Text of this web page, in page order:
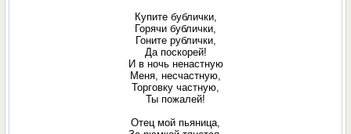
Купите бублички,
Горячи бублички,
Гоните рублички,
Да поскорей!
И в ночь ненастную
Меня, несчастную,
Торговку частную,
Ты пожалей!
Отец мой пьяница,